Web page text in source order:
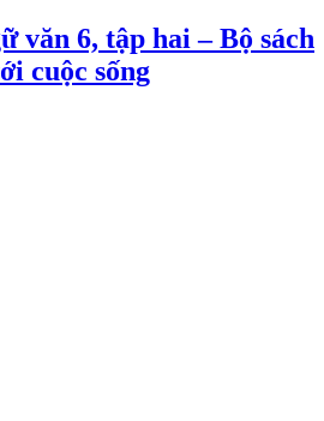
văn 6, tập hai – Bộ sách
cuộc sống